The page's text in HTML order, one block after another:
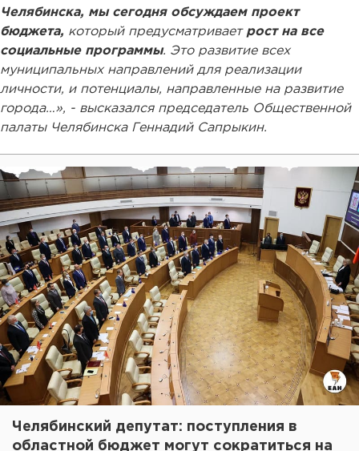
Челябинска, мы сегодня обсуждаем проект
бюджета, который предусматривает рост на все
социальные программы. Это развитие всех
муниципальных направлений для реализации
личности, и потенциалы, направленные на развитие
города…», - высказался председатель Общественной
палаты Челябинска Геннадий Сапрыкин.
Челябинский депутат: поступления в
областной бюджет могут сократиться на